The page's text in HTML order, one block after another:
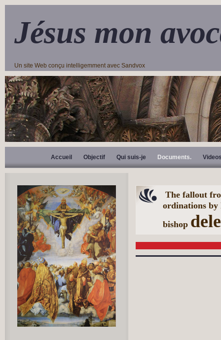
Jésus mon
Un site Web conçu intelligemment avec Sandvox
Accueil Objectif Qui suis-je Documents.
The fallout
ordinations by
bishop